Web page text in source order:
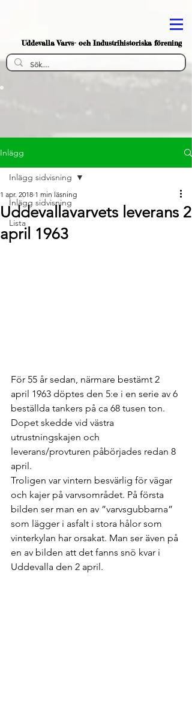
Uddevalla Varvs- och Industrihistoriska förening
Inlägg
Inlägg sidvisning
Lista
Inlägg sidvisning
Uddevallavarvets leverans 2
april 1963
1 apr. 2018 1 min läsning
För 55 år sedan, närmare bestämt 2
april 1963 döptes den 5:e i en serie av 6
beställda tankers på ca 68 tusen ton.
Dopet skedde vid västra
utrustningskajen och
leverans/provturen påbörjades redan 8
april.
Troligen var vintern besvärlig för vägar
och kajer på varvsområdet. På första
bilden ser man en av ”varvsgubbarna”
som lägger i asfalt i stora hålor som
vinterkylan har orsakat. Man ser även på
en av bilden att det fanns snö kvar i
Uddevalla den 2 april.